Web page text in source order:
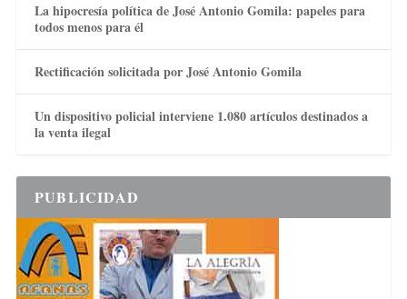
La hipocresía política de José Antonio Gomila: papeles para
todos menos para él
Rectificación solicitada por José Antonio Gomila
Un dispositivo policial interviene 1.080 artículos destinados a
la venta ilegal
PUBLICIDAD